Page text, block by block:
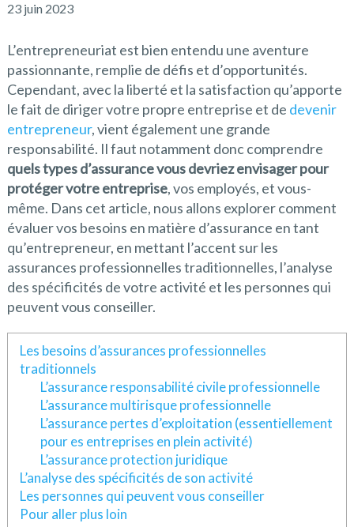
23 juin 2023
L’entrepreneuriat est bien entendu une aventure
passionnante, remplie de défis et d’opportunités.
Cependant, avec la liberté et la satisfaction qu’apporte
le fait de diriger votre propre entreprise et de devenir
entrepreneur, vient également une grande
responsabilité. Il faut notamment donc comprendre
quels types d’assurance vous devriez envisager pour
protéger votre entreprise, vos employés, et vous-
même. Dans cet article, nous allons explorer comment
évaluer vos besoins en matière d’assurance en tant
qu’entrepreneur, en mettant l’accent sur les
assurances professionnelles traditionnelles, l’analyse
des spécificités de votre activité et les personnes qui
peuvent vous conseiller.
Les besoins d’assurances professionnelles
traditionnels
L’assurance responsabilité civile professionnelle
L’assurance multirisque professionnelle
L’assurance pertes d’exploitation (essentiellement
pour es entreprises en plein activité)
L’assurance protection juridique
L’analyse des spécificités de son activité
Les personnes qui peuvent vous conseiller
Pour aller plus loin